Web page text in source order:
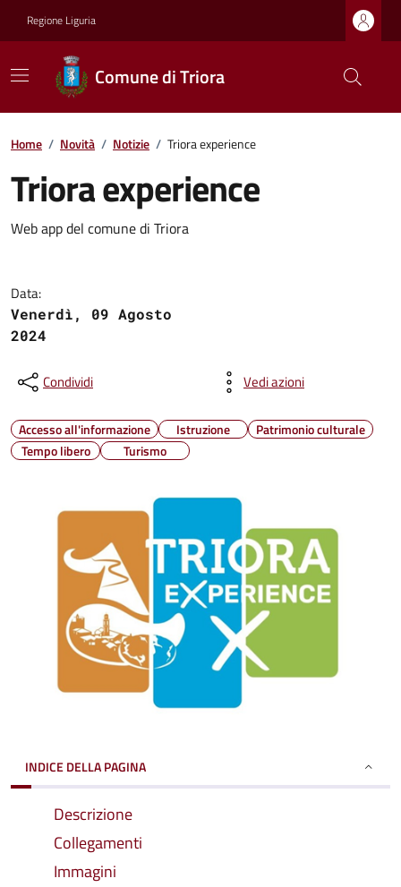
Regione Liguria
Comune di Triora
Home / Novità / Notizie / Triora experience
Triora experience
Web app del comune di Triora
Data:
Venerdì, 09 Agosto
2024
Condividi Vedi azioni
Accesso all'informazione Istruzione
Patrimonio culturale
Tempo libero
Turismo
INDICE DELLA PAGINA
Descrizione
Collegamenti
Immagini